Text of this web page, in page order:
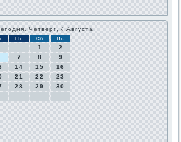
Четверг, 6 Августа
Пт Сб Вс
1
2
7 8
9
14 15
16
21 22
23
28 29
30